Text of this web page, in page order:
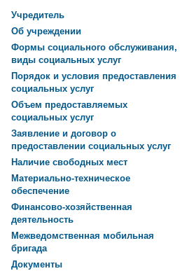
Учредитель
Об учреждении
Формы социального обслуживания,
виды социальных услуг
Порядок и условия предоставления
социальных услуг
Объем предоставляемых
социальных услуг
Заявление и договор о
предоставлении социальных услуг
Наличие свободных мест
Материально-техническое
обеспечение
Финансово-хозяйственная
деятельность
Межведомственная мобильная
бригада
Документы